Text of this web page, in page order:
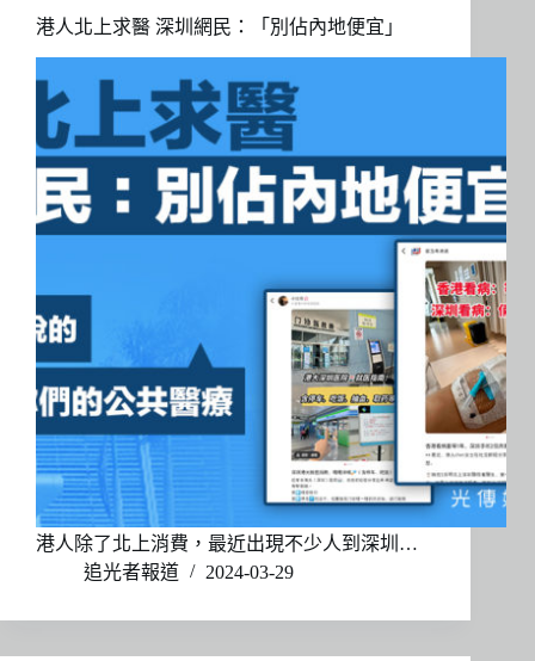
港人北上求醫 深圳網民：「別佔內地便宜」
港人除了北上消費，最近出現不少人到深圳…
追光者報道
2024-03-29